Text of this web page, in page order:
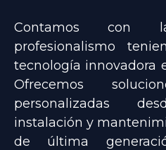
Contamos con
profesionalismo
tecnología innovadora
Ofrecemos
personalizadas
instalación y
de última